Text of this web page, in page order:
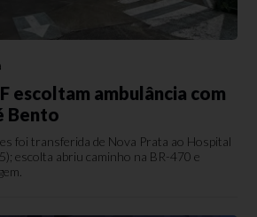
escoltam ambulância com
Bento
foi transferida de Nova Prata ao Hospital
escolta abriu caminho na BR-470 e